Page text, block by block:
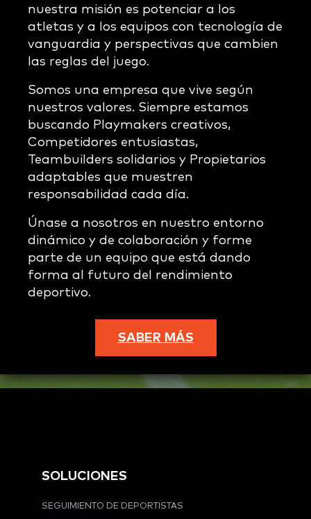
nuestra misión es potenciar a los
atletas y a los equipos con tecnología de
vanguardia y perspectivas que cambien
las reglas del juego.
Somos una empresa que vive según
nuestros valores. Siempre estamos
buscando Playmakers creativos,
Competidores entusiastas,
Teambuilders solidarios y Propietarios
adaptables que muestren
responsabilidad cada día.
Únase a nosotros en nuestro entorno
dinámico y de colaboración y forme
parte de un equipo que está dando
forma al futuro del rendimiento
deportivo.
SABER MÁS
SOLUCIONES
SEGUIMIENTO DE DEPORTISTAS